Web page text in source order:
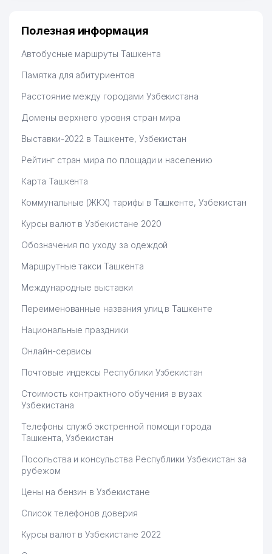
Hamida 03.08.2026 12:45:39
Полезная информация
Автобусные маршруты Ташкента
Памятка для абитуриентов
Расстояние между городами Узбекистана
Домены верхнего уровня стран мира
Выставки-2022 в Ташкенте, Узбекистан
Рейтинг стран мира по площади и населению
Карта Ташкента
Коммунальные (ЖКХ) тарифы в Ташкенте, Узбекистан
Курсы валют в Узбекистане 2020
Обозначения по уходу за одеждой
Маршрутные такси Ташкента
Международные выставки
Переименованные названия улиц в Ташкенте
Национальные праздники
Онлайн-сервисы
Почтовые индексы Республики Узбекистан
Стоимость контрактного обучения в вузах
Узбекистана
Телефоны служб экстренной помощи города
Ташкента, Узбекистан
Посольства и консульства Республики Узбекистан за
рубежом
Цены на бензин в Узбекистане
Список телефонов доверия
Курсы валют в Узбекистане 2022